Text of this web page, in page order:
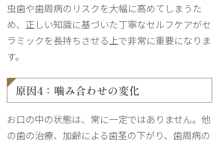
虫歯や歯周病のリスクを大幅に高めてしまうた
め、正しい知識に基づいた丁寧なセルフケアがセ
ラミックを長持ちさせる上で非常に重要になりま
す。
原因4：噛み合わせの変化
お口の中の状態は、常に一定ではありません。他
の歯の治療、加齢による歯茎の下がり、歯周病の